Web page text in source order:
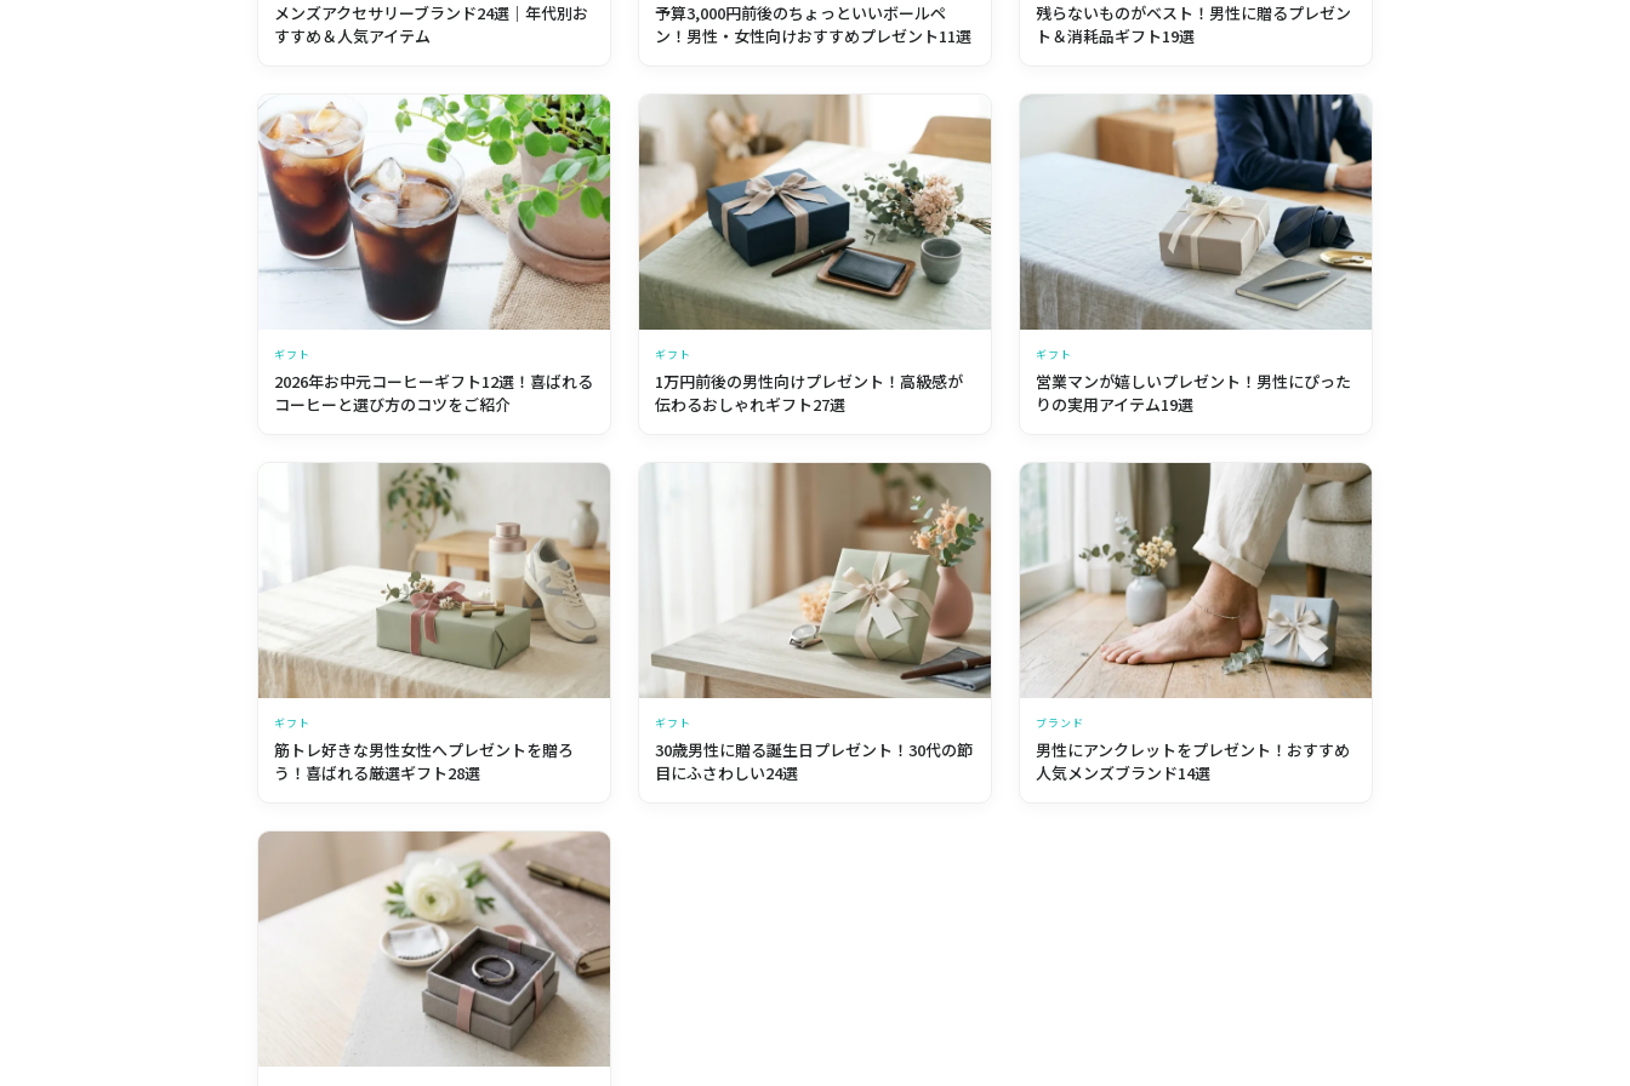
メンズアクセサリーブランド24選｜年代別お
すすめ＆人気アイテム
予算3,000円前後のちょっといいボールペ
ン！男性・女性向けおすすめプレゼント11選
残らないものがベスト！男性に贈るプレゼン
ト＆消耗品ギフト19選
ギフト
2026年お中元コーヒーギフト12選！喜ばれる
コーヒーと選び方のコツをご紹介
ギフト
1万円前後の男性向けプレゼント！高級感が
伝わるおしゃれギフト27選
ギフト
営業マンが嬉しいプレゼント！男性にぴった
りの実用アイテム19選
ギフト
筋トレ好きな男性女性へプレゼントを贈ろ
う！喜ばれる厳選ギフト28選
ギフト
30歳男性に贈る誕生日プレゼント！30代の節
目にふさわしい24選
ブランド
男性にアンクレットをプレゼント！おすすめ
人気メンズブランド14選